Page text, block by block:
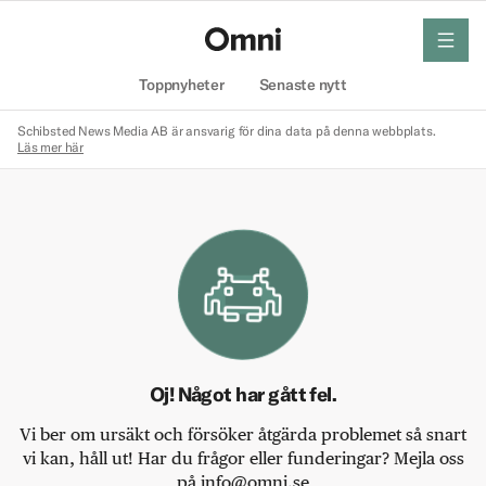
Toppnyheter Senaste nytt
meny
Schibsted News Media AB är ansvarig för dina data på denna webbplats.
Läs mer här
Oj! Något har gått fel.
Vi ber om ursäkt och försöker åtgärda problemet så snart
vi kan, håll ut! Har du frågor eller funderingar? Mejla oss